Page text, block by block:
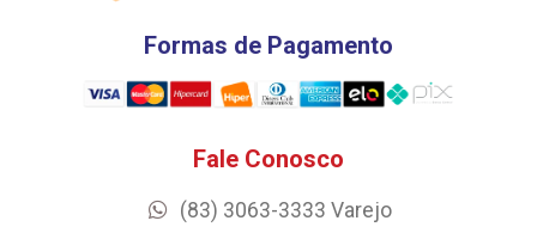
Formas de Pagamento
Fale Conosco
(83) 3063-3333 Varejo